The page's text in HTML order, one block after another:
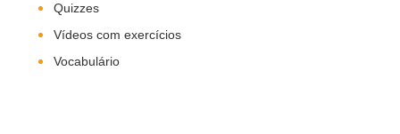
Quizzes
Vídeos com exercícios
Vocabulário